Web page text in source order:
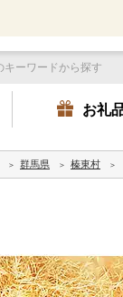
お礼
群馬県 榛東村